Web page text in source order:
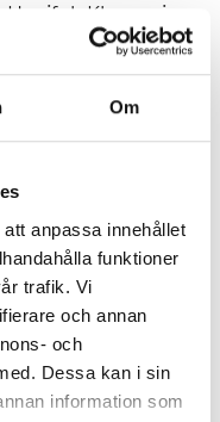
Om
anpassa innehållet
funktioner
trafik. Vi
och annan
och
Dessa kan i sin
information som
Khayyeri.